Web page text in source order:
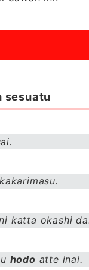
sesuatu
kakarimasu.
katta okashi
hodo atte inai.